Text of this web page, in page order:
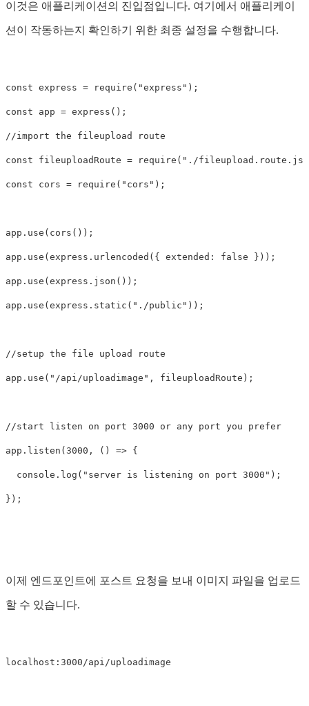
이것은 애플리케이션의 진입점입니다. 여기에서 애플리케이
션이 작동하는지 확인하기 위한 최종 설정을 수행합니다.
const express = require ( "express " );
const app = express ();
//import the fileupload route
const fileuploadRoute = require ( " ./fileupload.route.js
const cors = require ( " cors " );
app . use ( cors ());
app . use ( express . urlencoded ({ extended : false }));
app . use ( express . json ());
app . use ( express . static ( " ./public " ));
//setup the file upload route
app . use ( " /api/uploadimage " , fileuploadRoute );
//start listen on port 3000 or any port you prefer
app . listen ( 3000 , () => {
console . log ( " server is listening on port 3000 " );
});
이제 엔드포인트에 포스트 요청을 보내 이미지 파일을 업로드
할 수 있습니다.